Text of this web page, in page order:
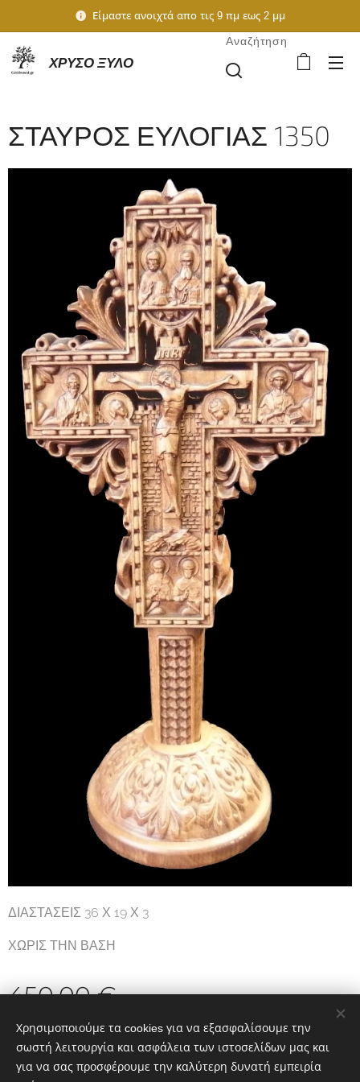
Είμαστε ανοιχτά απο τις 9 πμ εως 2 μμ
ΧΡΥΣΟ ΞΥΛΟ
Αναζήτηση
ΣΤΑΥΡΟΣ ΕΥΛΟΓΙΑΣ 1350
ΔΙΑΣΤΑΣΕΙΣ 36 Χ 19 Χ 3
ΧΩΡΙΣ ΤΗΝ ΒΑΣΗ
450,00€
ΧΡΥΣΟ ΞΥΛΟ
Χρησιμοποιούμε τα cookies για να εξασφαλίσουμε την
σωστή λειτουργία και ασφάλεια των ιστοσελίδων μας και
για να σας προσφέρουμε την καλύτερη δυνατή εμπειρία